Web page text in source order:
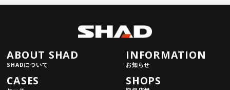
ABOUT SHAD
SHADについて
CASES
INFORMATION
お知らせ
SHOPS